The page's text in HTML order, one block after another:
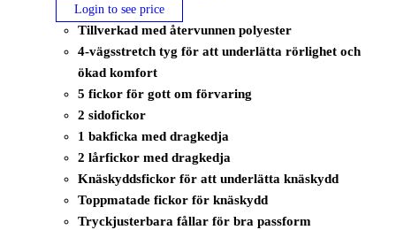
Login to see price
Tillverkad med återvunnen polyester
4-vägsstretch tyg för att underlätta rörlighet och
ökad komfort
5 fickor för gott om förvaring
2 sidofickor
1 bakficka med dragkedja
2 lårfickor med dragkedja
Knäskyddsfickor för att underlätta knäskydd
Toppmatade fickor för knäskydd
Tryckjusterbara fållar för bra passform